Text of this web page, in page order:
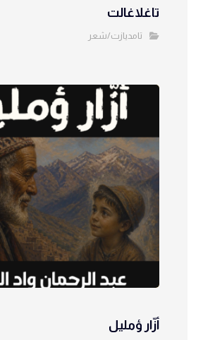
تاغلاغالت
تامديازت/شعر
أزّار ؤمليل